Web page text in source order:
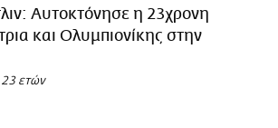
Αυτοκτόνησε η 23χρονη
και Ολυμπιονίκης στην
23 ετών